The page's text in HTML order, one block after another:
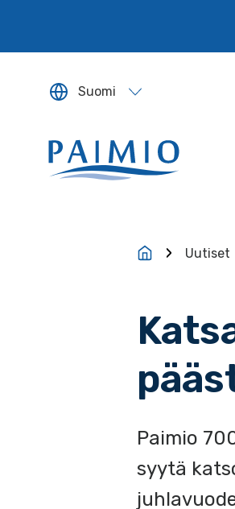
Suomi
Sivun kieleksi valitaan
Uutiset
Paimio
syytä